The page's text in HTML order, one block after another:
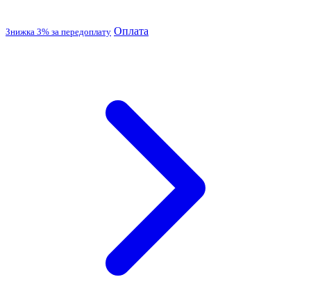
Знижка 3% за передоплату Оплата